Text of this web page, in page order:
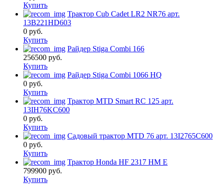
Купить
Трактор Cub Cadet LR2 NR76 арт.
13B221HD603
0 руб.
Купить
Райдер Stiga Combi 166
256500 руб.
Купить
Райдер Stiga Combi 1066 HQ
0 руб.
Купить
Трактор MTD Smart RC 125 арт.
13IH76KC600
0 руб.
Купить
Садовый трактор MTD 76 арт. 13I2765C600
0 руб.
Купить
Трактор Honda HF 2317 HM E
799900 руб.
Купить